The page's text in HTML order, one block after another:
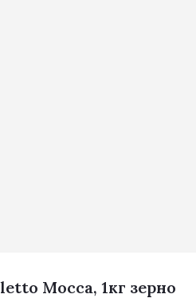
Mocca, 1кг зерно